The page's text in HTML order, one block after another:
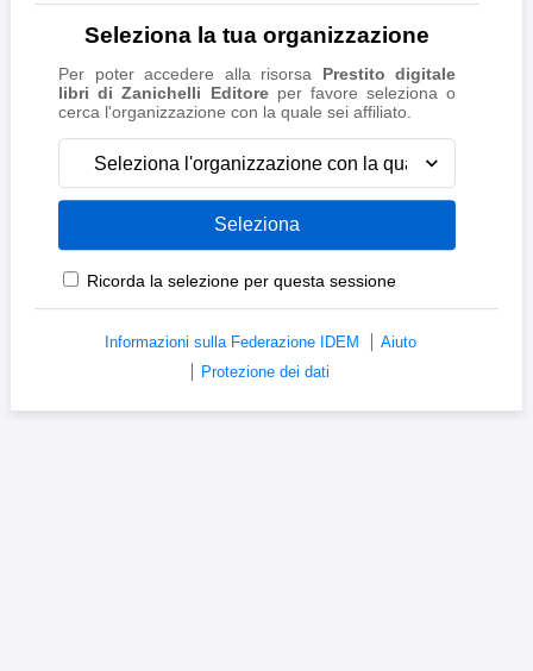
Seleziona la tua organizzazione
Per poter accedere alla risorsa Prestito digitale
libri di Zanichelli Editoreper favore seleziona o
cerca l'organizzazione con la quale sei affiliato.
Seleziona l'organizzazione con la quale sei affiliato
Ricorda la selezione per questa sessione
Informazioni sulla Federazione IDEM
Aiuto
Protezione dei dati